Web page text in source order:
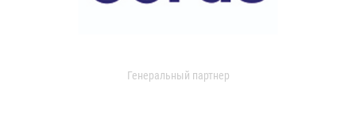
Генеральный партнер